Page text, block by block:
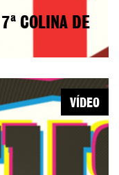
COLINA DE
VÍDEO